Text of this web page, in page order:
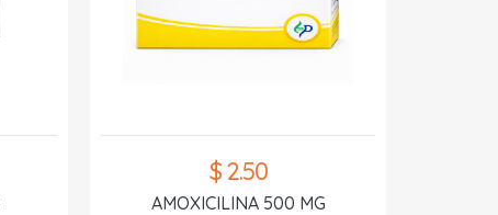
$ 2.50
AMOXICILINA 500 MG